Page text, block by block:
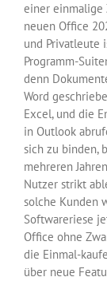
einer einmalige
neuen Office
und
Programm-
denn
Word
Excel, und die
in Outlook
sich zu binden,
mehreren
Nutzer strikt
solche Kunden
Softwareriese
Office ohne
die Einmal-
über neue